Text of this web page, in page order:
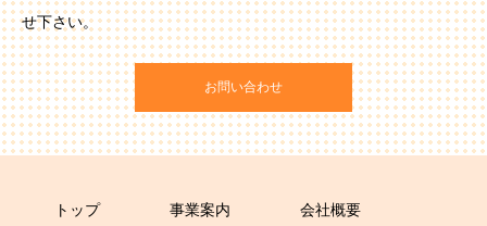
せ下さい。
お問い合わせ
トップ 事業案内 会社概要